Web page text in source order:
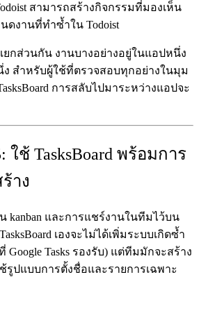
สามารถสร้างกิจกรรมที่มองเห็น
ดงานที่ทำซ้ำใน Todoist
ยกส่วนกัน งานบางอย่างอยู่ในแอปหนึ่ง
สำหรับผู้ใช้ที่ตรวจสอบทุกอย่างในมุม
การสลับไปมาระหว่างแอปจะ
ช้ TasksBoard พร้อมการ
าง
kanban และการแชร์งานในทีมไว้บน
เองจะไม่ได้เพิ่มระบบเกิดซ้ำ
Google Tasks รองรับ) แต่ทีมมักจะสร้าง
รูปแบบการตั้งชื่อและรายการเฉพาะ